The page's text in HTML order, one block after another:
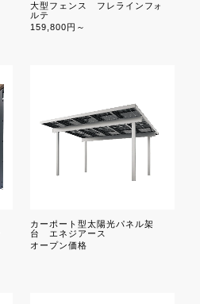
大型フェンス フレラインフォ
ルテ
159,800円～
カーポート型太陽光パネル架
台 エネジアース
オープン価格